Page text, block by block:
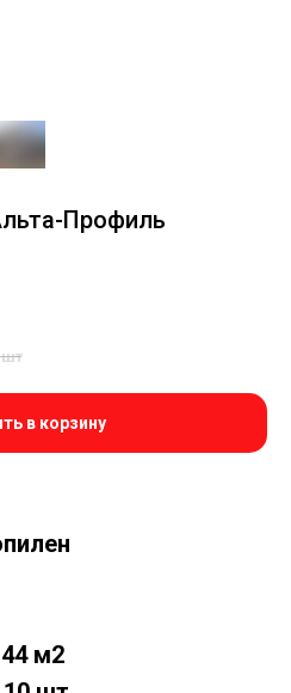
Профиль
шт
в корзину
м2